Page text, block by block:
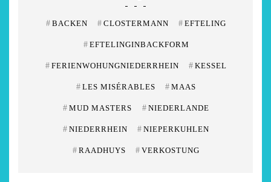
# BACKEN # CLOSTERMANN # EFTELING
# EFTELINGINBACKFORM
# FERIENWOHUNGNIEDERRHEIN # KESSEL
# LES MISÉRABLES # MAAS
# MUD MASTERS # NIEDERLANDE
# NIEDERRHEIN # NIEPERKUHLEN
# RAADHUYS # VERKOSTUNG